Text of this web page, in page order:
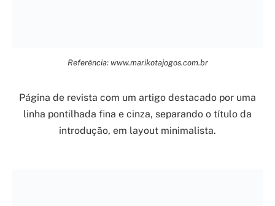
Referência: www.marikotajogos.com.br
Página de revista com um artigo destacado por uma
linha pontilhada fina e cinza, separando o título da
introdução, em layout minimalista.